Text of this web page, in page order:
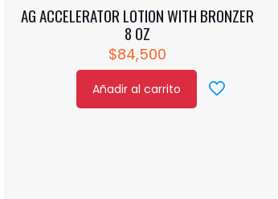
AG ACCELERATOR LOTION WITH BRONZER
8 OZ
$84,500
Añadir al carrito